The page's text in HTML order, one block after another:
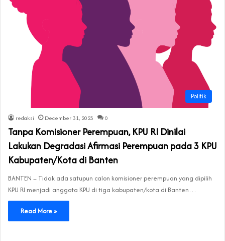
Politik
redaksi December 31, 2023 0
Tanpa Komisioner Perempuan, KPU RI Dinilai
Lakukan Degradasi Afirmasi Perempuan pada 3 KPU
Kabupaten/Kota di Banten
BANTEN – Tidak ada satupun calon komisioner perempuan yang dipilih
KPU RI menjadi anggota KPU di tiga kabupaten/kota di Banten…
Read More »